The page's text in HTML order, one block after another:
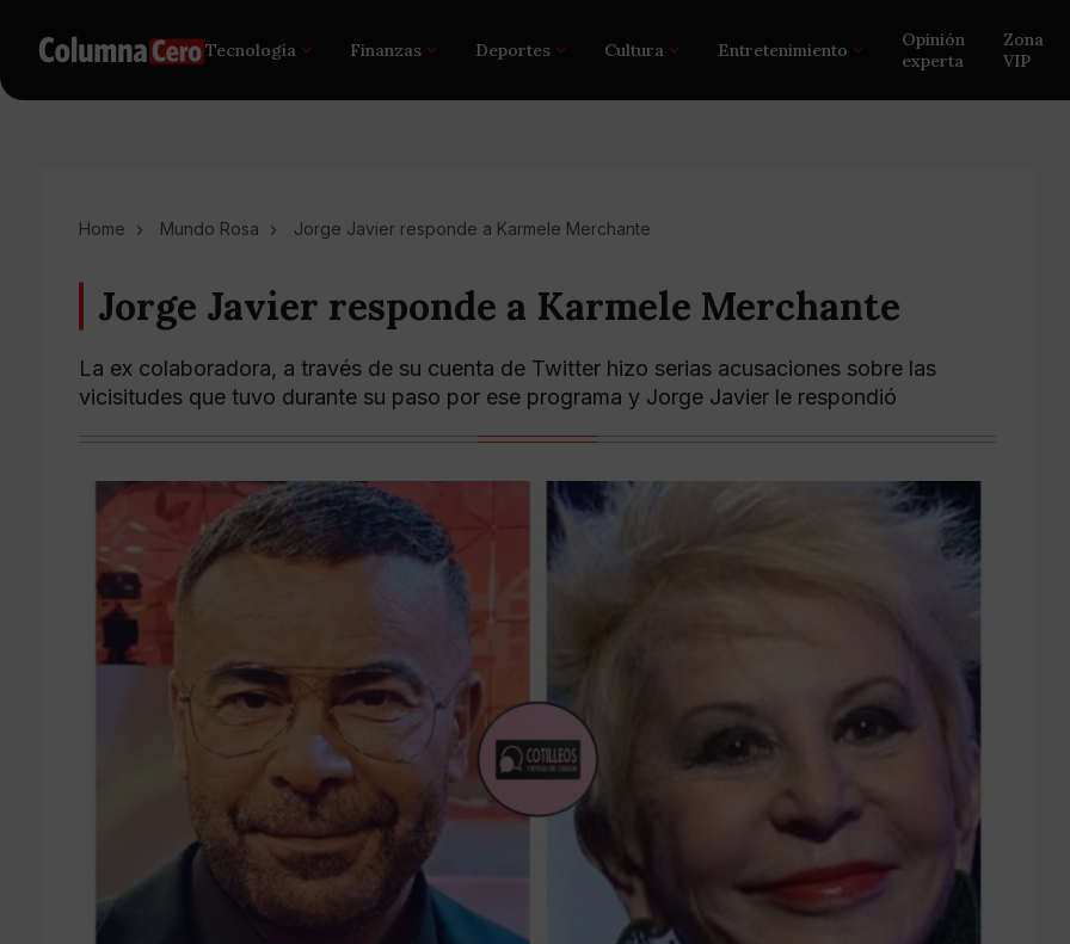
Tecnología Finanzas Deportes Cultura Entretenimiento
Opinión
experta
Zona
VIP
Home Mundo Rosa Jorge Javier responde a Karmele Merchante
Jorge Javier responde a Karmele Merchante
La ex colaboradora, a través de su cuenta de Twitter hizo serias acusaciones sobre las
vicisitudes que tuvo durante su paso por ese programa y Jorge Javier le respondió